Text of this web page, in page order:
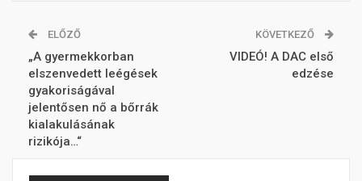
ELŐZŐ
„A gyermekkorban
elszenvedett leégések
gyakoriságával
jelentősen nő a bőrrák
kialakulásának
rizikója…“
KÖVETKEZŐ
VIDEÓ! A DAC első
edzése